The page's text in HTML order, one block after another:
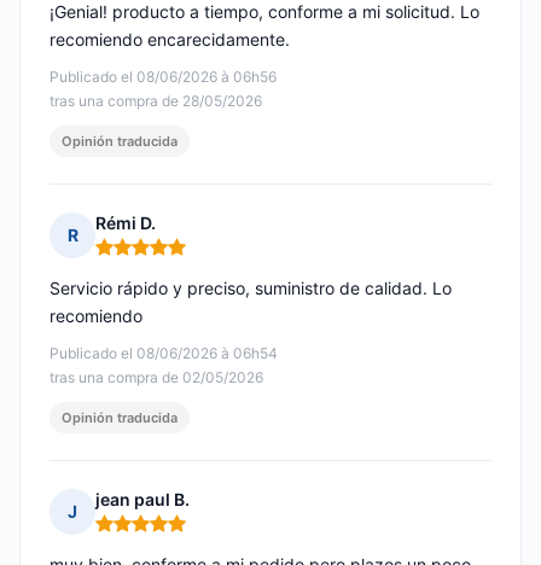
Publicado el 08/06/2026 à 06h56
tras una compra de 28/05/2026
¡Genial! producto a tiempo, conforme a mi solicitud. Lo
recomiendo encarecidamente.
Opinión traducida
R
Rémi D.
Nota: 5 de 5
Publicado el 08/06/2026 à 06h54
tras una compra de 02/05/2026
Servicio rápido y preciso, suministro de calidad. Lo
recomiendo
Opinión traducida
J
jean paul B.
Nota: 5 de 5